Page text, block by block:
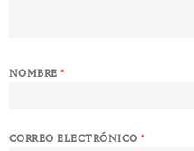
NOMBRE*
CORREO ELECTRÓNICO*